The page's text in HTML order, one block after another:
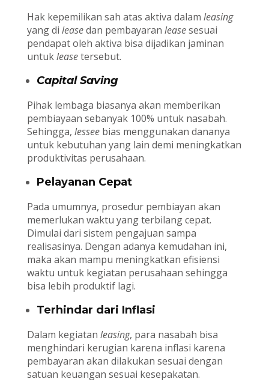
Hak kepemilikan sah atas aktiva dalam leasing
yang di leasedan pembayaran leasesesuai
pendapat oleh aktiva bisa dijadikan jaminan
untukleasetersebut.
Capital Saving
Pihak lembaga biasanya akan memberikan
pembiayaan sebanyak 100% untuk nasabah.
Sehingga, lesseebias menggunakan dananya
untuk kebutuhan yang lain demi meningkatkan
produktivitas perusahaan.
Pelayanan Cepat
Pada umumnya, prosedur pembiayan akan
memerlukan waktu yang terbilang cepat.
Dimulai dari sistem pengajuan sampa
realisasinya. Dengan adanya kemudahan ini,
maka akan mampu meningkatkan efisiensi
waktu untuk kegiatan perusahaan sehingga
bisa lebih produktif lagi.
Terhindar dari Inflasi
Dalam kegiatan leasing, para nasabah bisa
menghindari kerugian karena inflasi karena
pembayaran akan dilakukan sesuai dengan
satuan keuangan sesuai kesepakatan.